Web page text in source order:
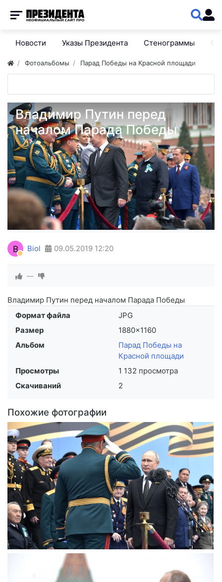
Новости Указы Президента Стенограммы
Фотоальбомы Парад Победы на Красной площади
Владимир Путин перед
началом Парада Победы
B Biol 09.05.2019 12:20
—
Владимир Путин перед началом Парада Победы
Формат файла
JPG
Размер
1880×1160
Альбом
Парад Победы на
Красной площади
Просмотры
1 132 просмотра
Скачиваний
2
Похожие фотографии